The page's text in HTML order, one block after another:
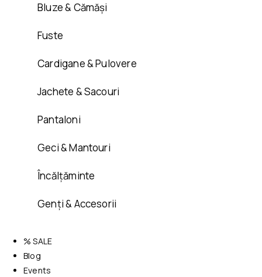
Bluze & Cămăși
Fuste
Cardigane & Pulovere
Jachete & Sacouri
Pantaloni
Geci & Mantouri
Încălțăminte
Genți & Accesorii
% SALE
Blog
Events